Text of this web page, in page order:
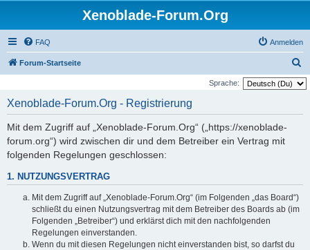
Xenoblade-Forum.Org
FAQ Anmelden
Forum-Startseite
u
Sprache:
Xenoblade-Forum.Org - Registrierung
Mit dem Zugriff auf „Xenoblade-Forum.Org“ („https://xenoblade-
forum.org“) wird zwischen dir und dem Betreiber ein Vertrag mit
folgenden Regelungen geschlossen:
1. NUTZUNGSVERTRAG
Mit dem Zugriff auf „Xenoblade-Forum.Org“ (im Folgenden „das Board“)
schließt du einen Nutzungsvertrag mit dem Betreiber des Boards ab (im
Folgenden „Betreiber“) und erklärst dich mit den nachfolgenden
Regelungen einverstanden.
Wenn du mit diesen Regelungen nicht einverstanden bist, so darfst du